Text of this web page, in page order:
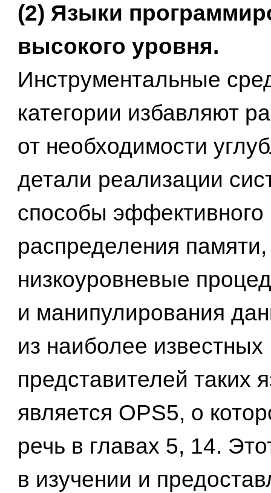
(2) Языки
высокого уровня.
Инструментальные
категории избавляют
от необходимости
детали реализации
способы эффективного
распределения памяти,
низкоуровневые
и манипулирования
из наиболее известных
представителей таких
является OPS5, о
речь в главах 5, 14.
в изучении и